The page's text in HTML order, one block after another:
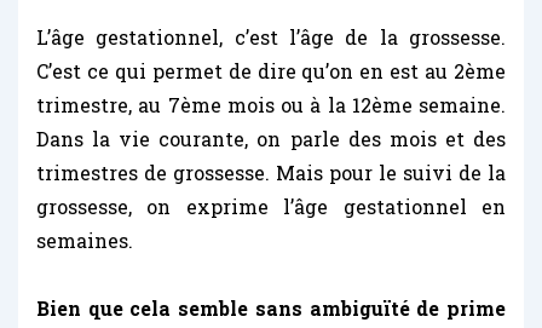
L’âge gestationnel, c’est l’âge de la grossesse.
C’est ce qui permet de dire qu’on en est au 2ème
trimestre, au 7ème mois ou à la 12ème semaine.
Dans la vie courante, on parle des mois et des
trimestres de grossesse. Mais pour le suivi de la
grossesse, on exprime l’âge gestationnel en
semaines.
Bien que cela semble sans ambiguïté de prime